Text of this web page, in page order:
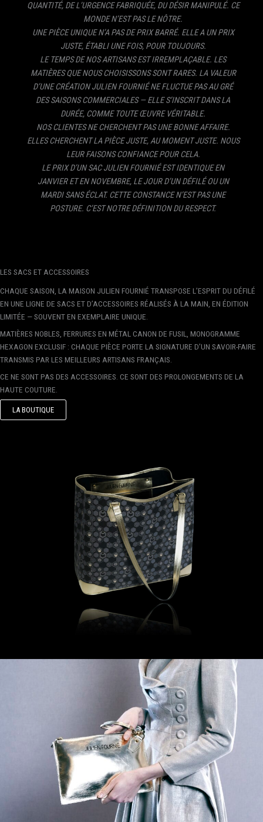
QUANTITÉ, DE L’URGENCE FABRIQUÉE, DU DÉSIR MANIPULÉ. CE
MONDE N’EST PAS LE NÔTRE.
UNE PIÈCE UNIQUE N’A PAS DE PRIX BARRÉ. ELLE A UN PRIX
JUSTE, ÉTABLI UNE FOIS, POUR TOUJOURS.
LE TEMPS DE NOS ARTISANS EST IRREMPLAÇABLE. LES
MATIÈRES QUE NOUS CHOISISSONS SONT RARES. LA VALEUR
D’UNE CRÉATION JULIEN FOURNIÉ NE FLUCTUE PAS AU GRÉ
DES SAISONS COMMERCIALES — ELLE S’INSCRIT DANS LA
DURÉE, COMME TOUTE ŒUVRE VÉRITABLE.
NOS CLIENTES NE CHERCHENT PAS UNE BONNE AFFAIRE.
ELLES CHERCHENT LA PIÈCE JUSTE, AU MOMENT JUSTE. NOUS
LEUR FAISONS CONFIANCE POUR CELA.
LE PRIX D’UN SAC JULIEN FOURNIÉ EST IDENTIQUE EN
JANVIER ET EN NOVEMBRE, LE JOUR D’UN DÉFILÉ OU UN
MARDI SANS ÉCLAT. CETTE CONSTANCE N’EST PAS UNE
POSTURE. C’EST NOTRE DÉFINITION DU RESPECT.
LES SACS ET ACCESSOIRES
CHAQUE SAISON, LA MAISON JULIEN FOURNIÉ TRANSPOSE L’ESPRIT DU DÉFILÉ
EN UNE LIGNE DE SACS ET D’ACCESSOIRES RÉALISÉS À LA MAIN, EN ÉDITION
LIMITÉE — SOUVENT EN EXEMPLAIRE UNIQUE.
MATIÈRES NOBLES, FERRURES EN MÉTAL CANON DE FUSIL, MONOGRAMME
HEXAGON EXCLUSIF : CHAQUE PIÈCE PORTE LA SIGNATURE D’UN SAVOIR-FAIRE
TRANSMIS PAR LES MEILLEURS ARTISANS FRANÇAIS.
CE NE SONT PAS DES ACCESSOIRES. CE SONT DES PROLONGEMENTS DE LA
HAUTE COUTURE.
LA BOUTIQUE